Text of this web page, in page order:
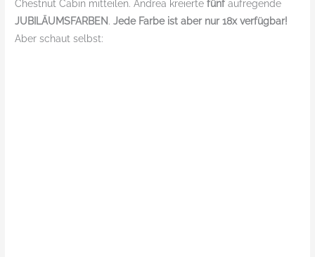
Chestnut Cabin mitteilen. Andrea kreiertefünfaufregende
JUBILÄUMSFARBEN.Jede Farbe ist aber nur 18x verfügbar!
Aber schaut selbst: